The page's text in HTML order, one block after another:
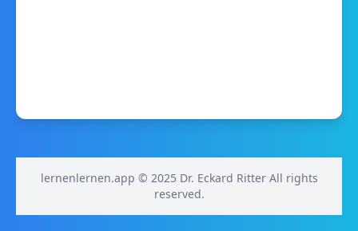
lernenlernen.app © 2025 Dr. Eckard Ritter All rights
reserved.